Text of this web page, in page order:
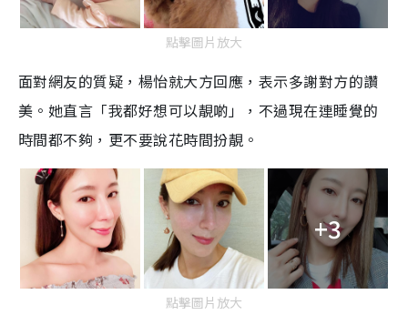
點擊圖片放大
面對網友的質疑，楊怡就大方回應，表示多謝對方的讚
美。她直言「我都好想可以靚啲」，不過現在連睡覺的
時間都不夠，更不要說花時間扮靚。
+3
點擊圖片放大